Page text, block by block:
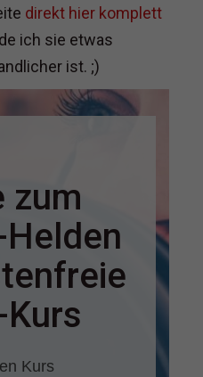
direkt hier komplett
ich sie etwas
ist. ;)
zum
Kurs